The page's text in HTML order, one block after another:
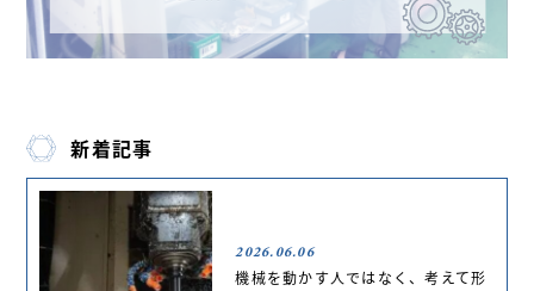
新着記事
2026.06.06
機械を動かす人ではなく、考えて形